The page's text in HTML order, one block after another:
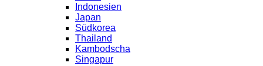
Indonesien
Japan
Südkorea
Thailand
Kambodscha
Singapur